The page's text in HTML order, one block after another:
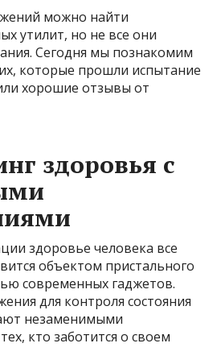
можно найти
утилит, но не все они
Сегодня мы познакомим
которые прошли испытание
хорошие отзывы от
здоровья с
здоровье человека все
объектом пристального
современных гаджетов.
для контроля состояния
незаменимыми
кто заботится о своем